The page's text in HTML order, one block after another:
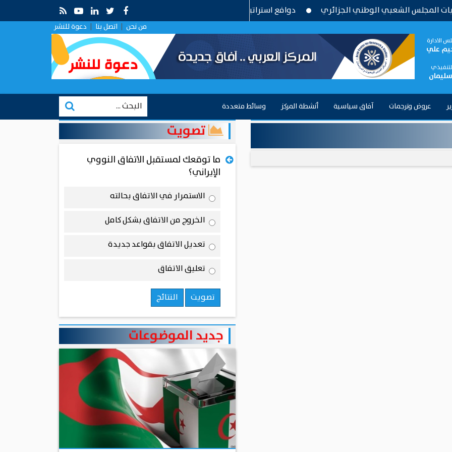
دوافع استراتيجية وتحديات بنيوية .. قراءة في التقارب الروسي في ظل الصراع الشعبي الوطني الجزائري
من نحن| اتصل بنا | دعوة للنشر
الادارة
علي
عروض وترجمات آفاق سياسية أنشطة المركز وسائط متعددة
تصويت
ما توقعك لمستقبل الاتفاق النووي
الإيراني؟
الاستمرار في الاتفاق بحالته
الخروج من الاتفاق بشكل كامل
تعديل الاتفاق بقواعد جديدة
تعليق الاتفاق
تصويت النتائج
جديد الموضوعات